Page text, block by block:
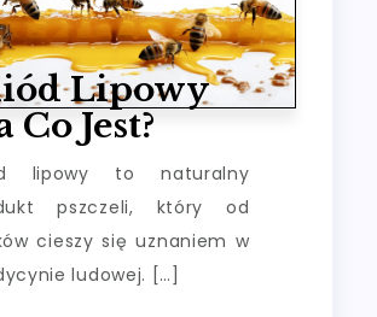
Lipowy
Co Jest?
lipowy to naturalny
pszczeli, który od
cieszy się uznaniem w
ludowej. […]